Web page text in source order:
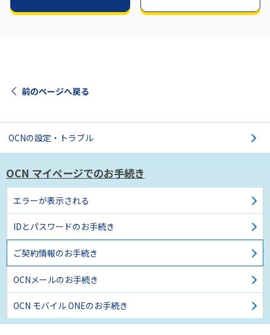
前のページへ戻る
OCNの設定・トラブル
OCN マイページでのお手続き
エラーが表示される
IDとパスワードのお手続き
ご契約情報のお手続き
OCNメールのお手続き
OCN モバイル ONEのお手続き